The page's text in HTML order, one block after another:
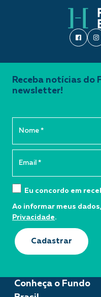
Conheça o Fundo
Receba notícias do
newsletter!
Eu concordo em
Ao informar meus
Privacidade.
Cadastrar